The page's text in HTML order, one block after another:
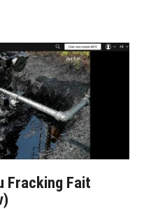
Fracking Fait